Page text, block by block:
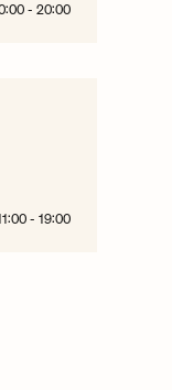
- 20:00
- 19:00